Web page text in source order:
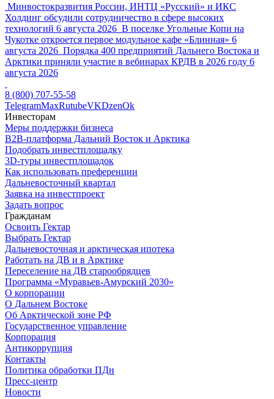
Минвостокразвития России, ИНТЦ «Русский» и ИКС
Холдинг обсудили сотрудничество в сфере высоких
технологий 6 августа 2026 В поселке Угольные Копи на
Чукотке откроется первое модульное кафе «Блинная» 6
августа 2026 Порядка 400 предприятий Дальнего Востока и
Арктики приняли участие в вебинарах КРДВ в 2026 году 6
августа 2026
8 (800) 707-55-58
TelegramMaxRutubeVKDzenOk
Инвесторам
Меры поддержки бизнеса
B2B-платформа Дальний Восток и Арктика
Подобрать инвестплощадку
3D-туры инвестплощадок
Как использовать преференции
Дальневосточный квартал
Заявка на инвестпроект
Задать вопрос
Гражданам
Освоить Гектар
Выбрать Гектар
Дальневосточная и арктическая ипотека
Работать на ДВ и в Арктике
Переселение на ДВ старообрядцев
Программа «Муравьев-Амурский 2030»
О корпорации
О Дальнем Востоке
Об Арктической зоне РФ
Государственное управление
Корпорация
Антикоррупция
Контакты
Политика обработки ПДн
Пресс-центр
Новости